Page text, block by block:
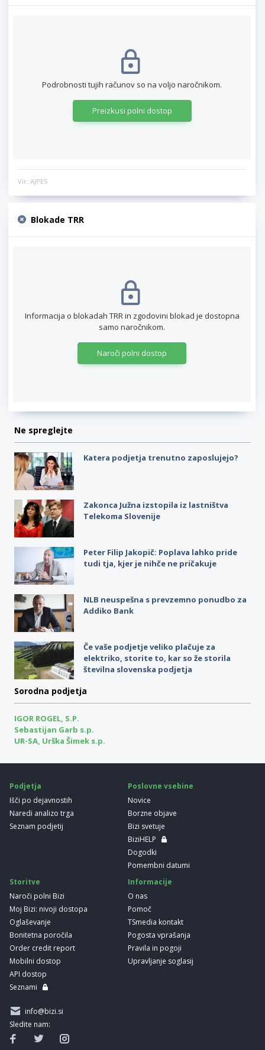
Podrobnosti tujih računov so na voljo naročnikom.
Preizkusi polni dostop
Vir: AJPES
Blokade TRR
Informacija o blokadah TRR in zgodovini blokad je dostopna
samo naročnikom.
Naroči polni dostop
Ne spreglejte
Katera podjetja trenutno zaposlujejo?
Zakonca Južna izstopila iz lastništva
Telekoma Slovenije
Peter Filip Jakopič: Poplava lahko pride
tudi tja, kjer je nihče ne pričakuje
NLB neuspešna s prevzemno ponudbo za
Addiko Bank
Če vaše podjetje veliko plačuje za
elektriko, storite to, kar so že storila
številna slovenska podjetja
Sorodna podjetja
IGOR ROGEL, S.P.
Sebastijan Garb s.p.
UR-SA, Urška Šimek s.p.
Podjetja
Išči po dejavnostih
Naredi analizo trga
Seznam podjetij
Poslovne vsebine
Novice
Borzne objave
Bizi svetuje
BiziHELP
Dogodki
Pomembni datumi
Storitve
Naroči polni Bizi
Moj Bizi: nivoji dostopa
Oglaševanje
Bonitetna poročila
Order credit report
Mobilni dostop
API dostop
Seznami
Informacije
O nas
Pomoč
TSmedia kontakt
Pogosta vprašanja
Pravila in pogoji
Upravljanje soglasij
info@bizi.si
Sledite nam: